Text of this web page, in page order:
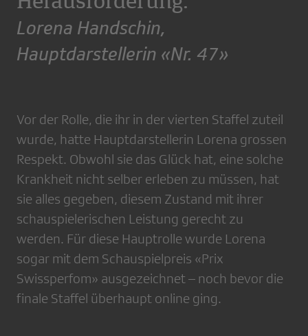
Lorena Handschin,
Hauptdarstellerin «Nr. 47»
Vor der Rolle, die ihr in der vierten Staffel zuteil
wurde, hatte Hauptdarstellerin Lorena grossen
Respekt. Obwohl sie das Glück hat, eine solche
Krankheit nicht selber erleben zu müssen, hat
sie alles gegeben, diesem Zustand mit ihrer
schauspielerischen Leistung gerecht zu
werden. Für diese Hauptrolle wurde Lorena
sogar mit dem Schauspielpreis «Prix
Swissperfom» ausgezeichnet – noch bevor die
finale Staffel überhaupt online ging.